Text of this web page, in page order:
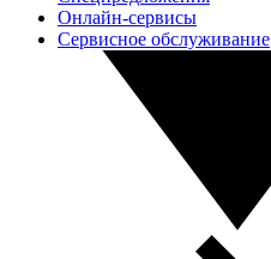
Онлайн-сервисы
Сервисное обслуживание